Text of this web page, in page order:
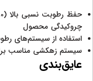
چروکیدگی محصول
استفاده از سیستم‌های
سیستم زهکشی مناسب
عایق‌بندی